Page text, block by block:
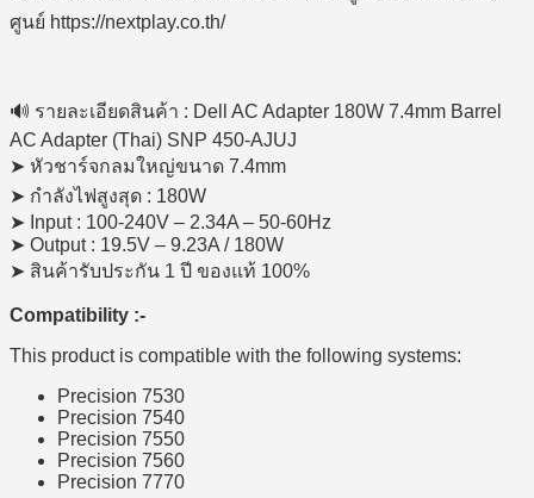
🔊 รายละเอียดสินค้า : Dell AC Adapter 180W 7.4mm Barrel
AC Adapter (Thai) SNP 450-AJUJ
➤ หัวชาร์จกลมใหญ่ขนาด 7.4mm
➤ กำลังไฟสูงสุด : 180W
➤ Input : 100-240V – 2.34A – 50-60Hz
➤ Output : 19.5V – 9.23A / 180W
➤ สินค้ารับประกัน 1 ปี ของแท้ 100%
Compatibility :-
This product is compatible with the following systems:
Precision 7530
Precision 7540
Precision 7550
Precision 7560
Precision 7770